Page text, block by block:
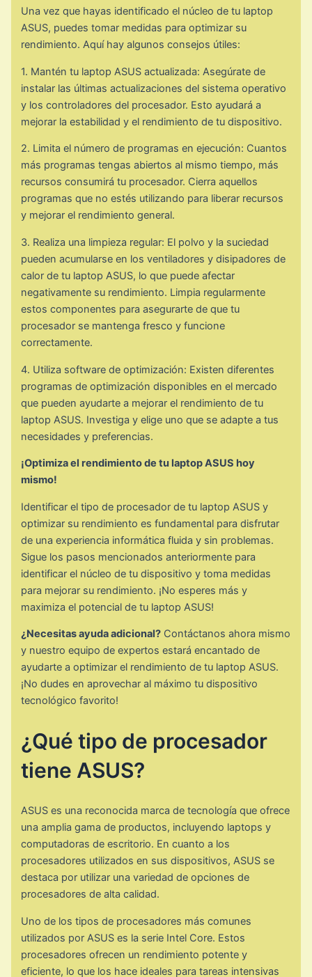
Una vez que hayas identificado el núcleo de tu laptop
ASUS, puedes tomar medidas para optimizar su
rendimiento. Aquí hay algunos consejos útiles:
1. Mantén tu laptop ASUS actualizada: Asegúrate de
instalar las últimas actualizaciones del sistema operativo
y los controladores del procesador. Esto ayudará a
mejorar la estabilidad y el rendimiento de tu dispositivo.
2. Limita el número de programas en ejecución: Cuantos
más programas tengas abiertos al mismo tiempo, más
recursos consumirá tu procesador. Cierra aquellos
programas que no estés utilizando para liberar recursos
y mejorar el rendimiento general.
3. Realiza una limpieza regular: El polvo y la suciedad
pueden acumularse en los ventiladores y disipadores de
calor de tu laptop ASUS, lo que puede afectar
negativamente su rendimiento. Limpia regularmente
estos componentes para asegurarte de que tu
procesador se mantenga fresco y funcione
correctamente.
4. Utiliza software de optimización: Existen diferentes
programas de optimización disponibles en el mercado
que pueden ayudarte a mejorar el rendimiento de tu
laptop ASUS. Investiga y elige uno que se adapte a tus
necesidades y preferencias.
¡Optimiza el rendimiento de tu laptop ASUS hoy
mismo!
Identificar el tipo de procesador de tu laptop ASUS y
optimizar su rendimiento es fundamental para disfrutar
de una experiencia informática fluida y sin problemas.
Sigue los pasos mencionados anteriormente para
identificar el núcleo de tu dispositivo y toma medidas
para mejorar su rendimiento. ¡No esperes más y
maximiza el potencial de tu laptop ASUS!
¿Necesitas ayuda adicional? Contáctanos ahora mismo
y nuestro equipo de expertos estará encantado de
ayudarte a optimizar el rendimiento de tu laptop ASUS.
¡No dudes en aprovechar al máximo tu dispositivo
tecnológico favorito!
¿Qué tipo de procesador
tiene ASUS?
ASUS es una reconocida marca de tecnología que ofrece
una amplia gama de productos, incluyendo laptops y
computadoras de escritorio. En cuanto a los
procesadores utilizados en sus dispositivos, ASUS se
destaca por utilizar una variedad de opciones de
procesadores de alta calidad.
Uno de los tipos de procesadores más comunes
utilizados por ASUS es la serie Intel Core. Estos
procesadores ofrecen un rendimiento potente y
eficiente, lo que los hace ideales para tareas intensivas